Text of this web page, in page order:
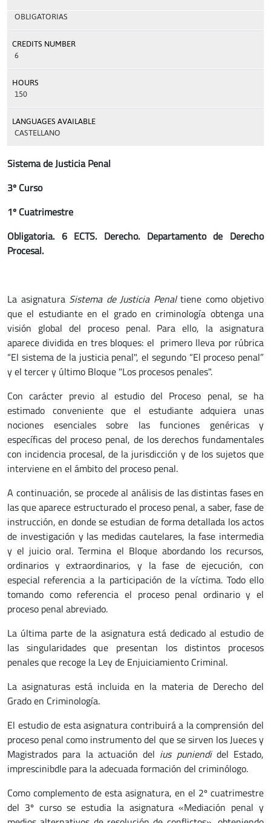
OBLIGATORIAS
CREDITS NUMBER
6
HOURS
150
LANGUAGES AVAILABLE
CASTELLANO
Sistema de Justicia Penal
3º Curso
1º Cuatrimestre
Obligatoria. 6 ECTS. Derecho. Departamento de Derecho
Procesal.
La asignatura Sistema de Justicia Penaltiene como objetivo
que el estudiante en el grado en criminología obtenga una
visión global del proceso penal. Para ello, la asignatura
aparece dividida en tres bloques: el primero lleva por rúbrica
“El sistema de la justicia penal", el segundo “El proceso penal”
y el tercer y último Bloque "Los procesos penales".
Con carácter previo al estudio del Proceso penal, se ha
estimado conveniente que el estudiante adquiera unas
nociones esenciales sobre las funciones genéricas y
específicas del proceso penal, de los derechos fundamentales
con incidencia procesal, de la jurisdicción y de los sujetos que
interviene en el ámbito del proceso penal.
A continuación, se procede al análisis de las distintas fases en
las que aparece estructurado el proceso penal, a saber, fase de
instrucción, en donde se estudian de forma detallada los actos
de investigación y las medidas cautelares, la fase intermedia
y el juicio oral. Termina el Bloque abordando los recursos,
ordinarios y extraordinarios, y la fase de ejecución, con
especial referencia a la participación de la víctima. Todo ello
tomando como referencia el proceso penal ordinario y el
proceso penal abreviado.
La última parte de la asignatura está dedicado al estudio de
las singularidades que presentan los distintos procesos
penales que recoge la Ley de Enjuiciamiento Criminal.
La asignaturas está incluida en la materia de Derecho del
Grado en Criminología.
El estudio de esta asignatura contribuirá a la comprensión del
proceso penal como instrumento del que se sirven los Jueces y
Magistrados para la actuación del ius puniendidel Estado,
imprescinibdle para la adecuada formación del criminólogo.
Como complemento de esta asignatura, en el 2º cuatrimestre
del 3º curso se estudia la asignatura «Mediación penal y